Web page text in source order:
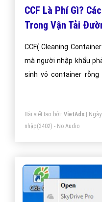
CCF Là Phí Gì?
Trong Vận Tải
CCF( Cleaning
mà người nhập khẩu
sinh vỏ container rỗng
Bài viết tạo bởi: VietAds| Ngày
nhập(3402) - No Audio